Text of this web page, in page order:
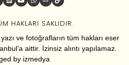
HAKLARI SAKLIDIR.
ve fotoğrafların tüm hakları eser
aittir. İzinsiz alıntı yapılamaz.
by izmedya